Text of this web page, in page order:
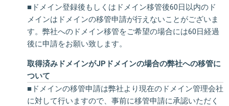
■ドメイン登録後もしくはドメイン移管後60日以内のド
メインはドメインの移管申請が行えないことがございま
す。弊社へのドメイン移管をご希望の場合には60日経過
後に申請をお願い致します。
取得済みドメインがJPドメインの場合の弊社への移管に
ついて
■ドメインの移管申請は弊社より現在のドメイン管理会社
に対して行いますので、事前に移管申請に承認いただく